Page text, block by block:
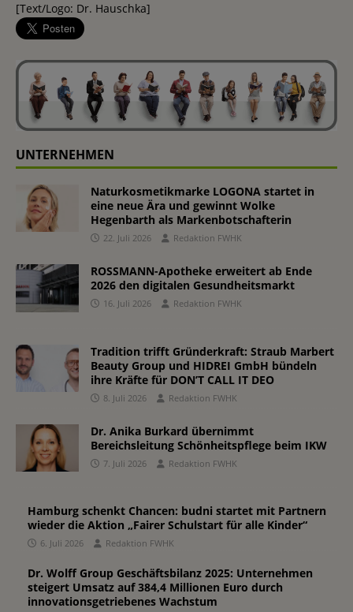
[Text/Logo: Dr. Hauschka]
UNTERNEHMEN
Naturkosmetikmarke LOGONA startet in
eine neue Ära und gewinnt Wolke
Hegenbarth als Markenbotschafterin
22. Juli 2026 Redaktion FWHK
ROSSMANN-Apotheke erweitert ab Ende
2026 den digitalen Gesundheitsmarkt
16. Juli 2026 Redaktion FWHK
Tradition trifft Gründerkraft: Straub Marbert
Beauty Group und HIDREI GmbH bündeln
ihre Kräfte für DON’T CALL IT DEO
8. Juli 2026 Redaktion FWHK
Dr. Anika Burkard übernimmt
Bereichsleitung Schönheitspflege beim IKW
7. Juli 2026 Redaktion FWHK
Hamburg schenkt Chancen: budni startet mit Partnern
wieder die Aktion „Fairer Schulstart für alle Kinder“
6. Juli 2026 Redaktion FWHK
Dr. Wolff Group Geschäftsbilanz 2025: Unternehmen
steigert Umsatz auf 384,4 Millionen Euro durch
innovationsgetriebenes Wachstum